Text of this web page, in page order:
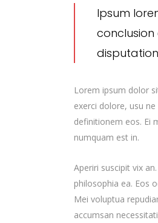
Ipsum
conclusion
Lorem ipsum dolor
exerci dolore, usu
definitionem eos. Ei
numquam est in.
Aperiri suscipit vix
philosophia ea. Eos
Mei voluptua
accumsan